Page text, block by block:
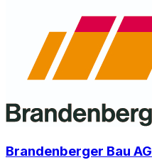
Brandenberger Bau AG